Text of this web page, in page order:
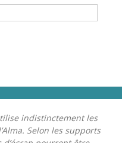
indistinctement les
Selon les supports